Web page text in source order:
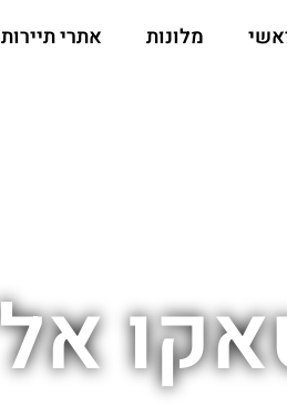
מלונות אתרי תיירות
אל